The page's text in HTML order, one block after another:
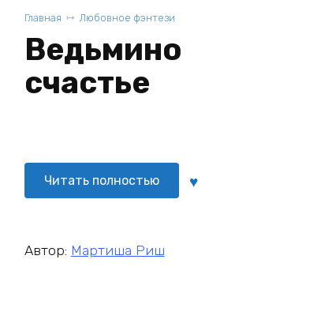
Главная Любовное фэнтези
Ведьмино
счастье
Читать полностью
Автор: Мартиша Риш